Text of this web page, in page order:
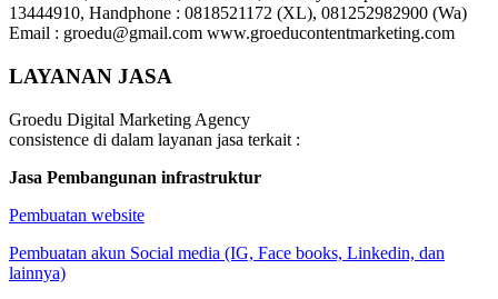
13444910, Handphone : 0818521172 (XL), 081252982900 (Wa)
Email : groedu@gmail.com www.groeducontentmarketing.com
LAYANAN JASA
Groedu Digital Marketing Agency
consistence di dalam layanan jasa terkait :
Jasa Pembangunan infrastruktur
Pembuatan website
Pembuatan akun Social media (IG, Face books, Linkedin, dan
lainnya)